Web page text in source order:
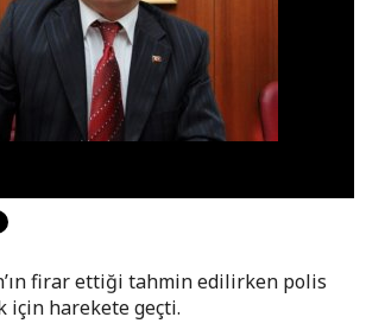
firar ettiği tahmin edilirken polis
için harekete geçti.